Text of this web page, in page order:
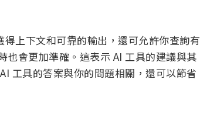
上下文和可靠的輸出，還可允許你查詢有
也會更加準確。這表示 AI 工具的建議與其
工具的答案與你的問題相關，還可以節省